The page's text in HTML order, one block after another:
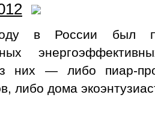
в России был
них — либо пиар-
либо дома